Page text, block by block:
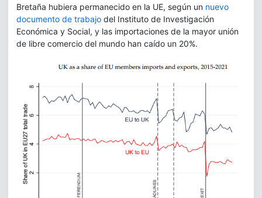
Bretaña hubiera permanecido en la UE, según un nuevo
documento de trabajo del Instituto de Investigación
Económica y Social, y las importaciones de la mayor unión
de libre comercio del mundo han caído un 20%.